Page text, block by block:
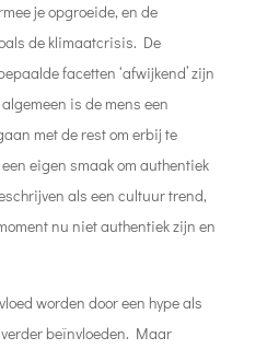
je opgroeide, en de
de klimaatcrisis. De
facetten ‘afwijkend’ zijn
algemeen is de mens een
met de rest om erbij te
eigen smaak om authentiek
als een cultuur trend,
nu niet authentiek zijn en
worden door een hype als
beïnvloeden. Maar